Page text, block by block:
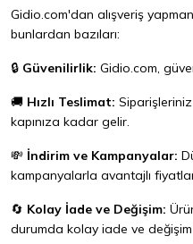
Gidio.com'dan alışveriş
bunlardan bazıları:
🔒 Güvenilirlik: Gidio.com,
🚚 Hızlı Teslimat:
kapınıza kadar gelir.
💸 İndirim ve Kampanyalar:
kampanyalarla avantajlı
🔄 Kolay İade ve Değişim:
durumda kolay iade ve değişim